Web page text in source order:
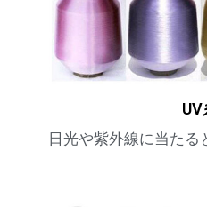
UV
日光や紫外線に当たる